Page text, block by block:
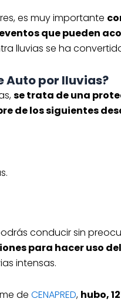
es muy importante
que pueden
lluvias se ha
Auto por lluvias?
se trata de una
de los siguientes
conducir sin
para hacer uso
intensas.
de CENAPRED, hubo,